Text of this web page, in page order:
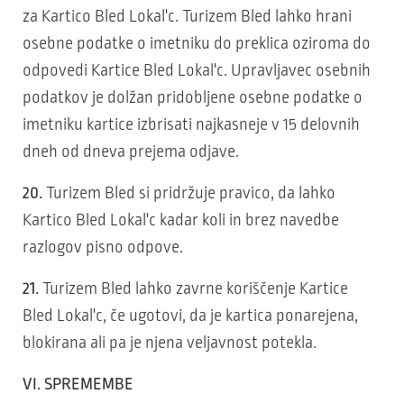
za Kartico Bled Lokal'c. Turizem Bled lahko hrani
osebne podatke o imetniku do preklica oziroma do
odpovedi Kartice Bled Lokal'c. Upravljavec osebnih
podatkov je dolžan pridobljene osebne podatke o
imetniku kartice izbrisati najkasneje v 15 delovnih
dneh od dneva prejema odjave.
20. Turizem Bled si pridržuje pravico, da lahko
Kartico Bled Lokal'c kadar koli in brez navedbe
razlogov pisno odpove.
21. Turizem Bled lahko zavrne koriščenje Kartice
Bled Lokal'c, če ugotovi, da je kartica ponarejena,
blokirana ali pa je njena veljavnost potekla.
VI. SPREMEMBE